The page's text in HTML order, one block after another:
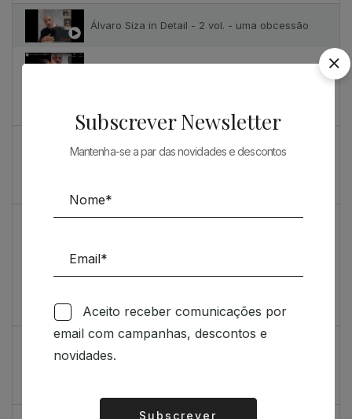
Álvaro Siza in Detail - 2 vol. - uma obcessão
O máximo rigor
PRENDA ESPECIAL PARA ARQUITECTOS 2023
Feedback
Índice de satisfação inédito
Subscrever Newsletter
Mantenha-se a par das novidades e descontos
Aceito receber comunicações por
email com campanhas, descontos e
novidades.
Subscrever